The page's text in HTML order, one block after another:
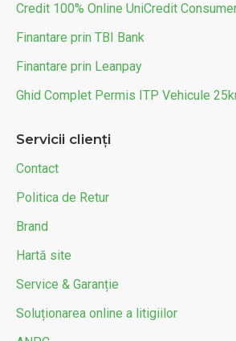
Credit 100% Online UniCredit
Finantare prin TBI Bank
Finantare prin Leanpay
Ghid Complet Permis ITP Vehicule
Servicii clienți
Contact
Politica de Retur
Brand
Hartă site
Service & Garanție
Soluționarea online a litigiilor